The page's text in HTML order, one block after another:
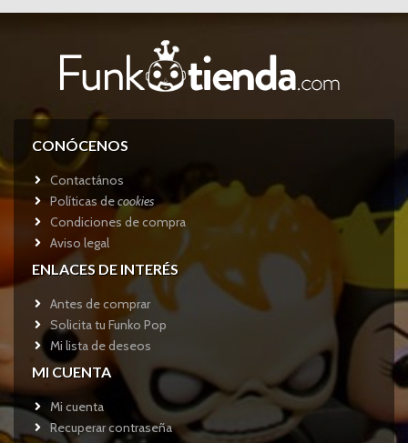
CONÓCENOS
Contactános
Políticas decookies
Condiciones de compra
Aviso legal
ENLACES DE INTERÉS
Antes de comprar
Solicita tu Funko Pop
Mi lista de deseos
MI CUENTA
Mi cuenta
Recuperar contraseña